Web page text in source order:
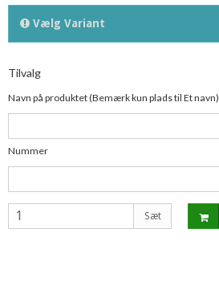
Vælg Variant
Tilvalg
Navn på produktet (Bemærk kun plads til Et navn)
Nummer
Sæt